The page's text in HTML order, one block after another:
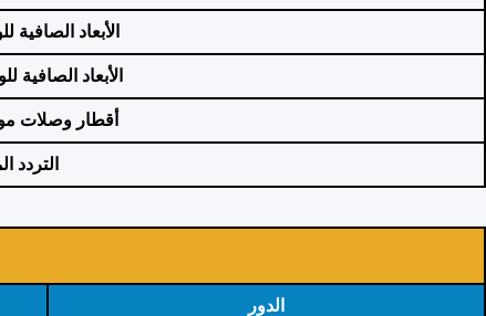
الأبعاد الصافية
الأبعاد الصافية
أقطار وصلات
التردد
الدور